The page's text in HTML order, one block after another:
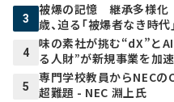
3
被爆の記憶 継承多様化
歳、迫る「被爆者なき時代」
4
味の素社が挑む“dX”とAI
る人財”が新規事業を加
5
専門学校教員からNECの
超難題 - NEC 淵上氏